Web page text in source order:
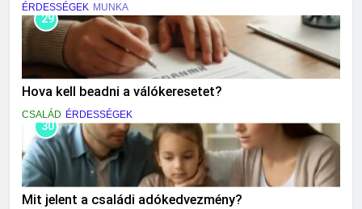
ÉRDESSÉGEK MUNKA
29
Hova kell beadni a válókeresetet?
CSALÁD ÉRDESSÉGEK
30
Mit jelent a családi adókedvezmény?